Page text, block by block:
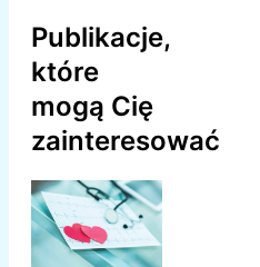
Publikacje,
które
mogą Cię
zainteresować